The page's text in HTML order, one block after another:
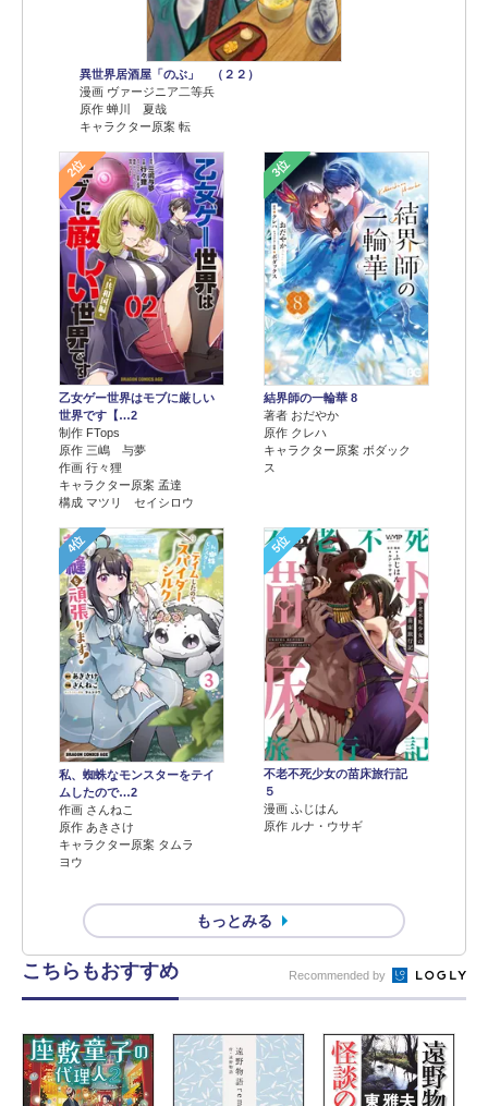
異世界居酒屋「のぶ」 （２２）
漫画 ヴァージニア二等兵
原作 蝉川 夏哉
キャラクター原案 転
2位
乙女ゲー世界はモブに厳しい
世界です【…2
制作 FTops
原作 三嶋 与夢
作画 行々狸
キャラクター原案 孟達
構成 マツリ セイシロウ
3位
結界師の一輪華 8
著者 おだやか
原作 クレハ
キャラクター原案 ボダック
ス
4位
私、蜘蛛なモンスターをテイ
ムしたので…2
作画 さんねこ
原作 あきさけ
キャラクター原案 タムラ
ヨウ
5位
不老不死少女の苗床旅行記
５
漫画 ふじはん
原作 ルナ・ウサギ
もっとみる
こちらもおすすめ Recommended by